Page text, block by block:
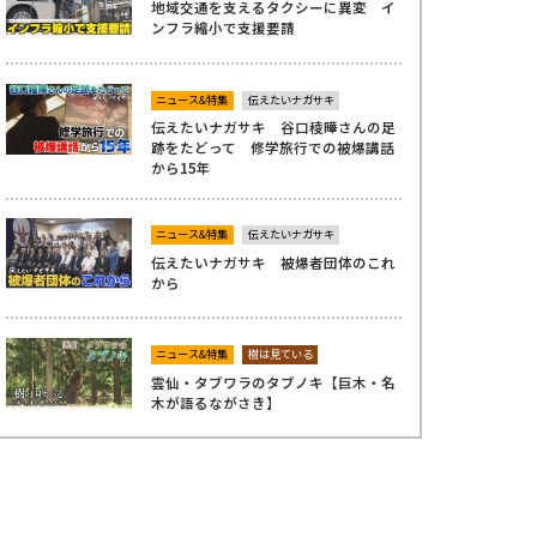
地域交通を支えるタクシーに異変 イ
ンフラ縮小で支援要請
ニュース&特集 伝えたいナガサキ
伝えたいナガサキ 谷口稜曄さんの足
跡をたどって 修学旅行での被爆講話
から15年
ニュース&特集 伝えたいナガサキ
伝えたいナガサキ 被爆者団体のこれ
から
ニュース&特集 樹は見ている
雲仙・タブワラのタブノキ【巨木・名
木が語るながさき】